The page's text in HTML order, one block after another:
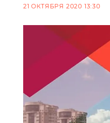
21 ОКТЯБРЯ 2020 13:30